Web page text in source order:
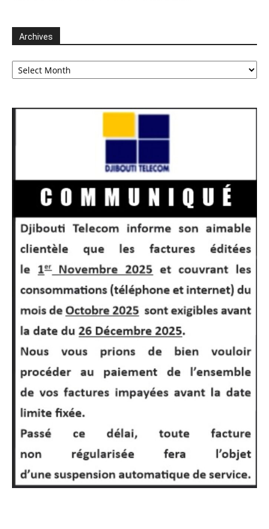
Archives
Archives